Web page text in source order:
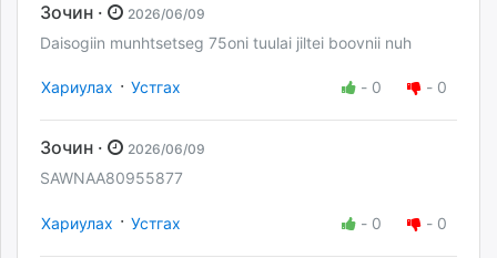
Зочин · 2026/06/09
Daisogiin munhtsetseg 75oni tuulai jiltei boovnii nuh
Хариулах · Устгах - 0 - 0
Зочин · 2026/06/09
SAWNAA80955877
Хариулах · Устгах - 0 - 0